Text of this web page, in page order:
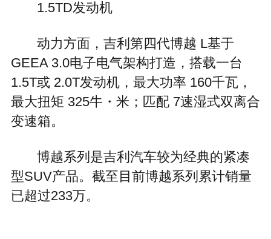
1.5TD发动机
动力方面，吉利第四代博越 L基于
GEEA 3.0电子电气架构打造，搭载一台
1.5T或 2.0T发动机，最大功率 160千瓦，
最大扭矩 325牛・米；匹配 7速湿式双离合
变速箱。
博越系列是吉利汽车较为经典的紧凑
型SUV产品。截至目前博越系列累计销量
已超过233万。